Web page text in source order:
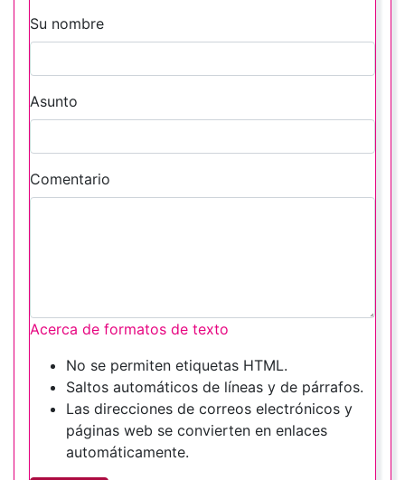
Su nombre
Asunto
Comentario
Acerca de formatos de texto
No se permiten etiquetas HTML.
Saltos automáticos de líneas y de párrafos.
Las direcciones de correos electrónicos y
páginas web se convierten en enlaces
automáticamente.